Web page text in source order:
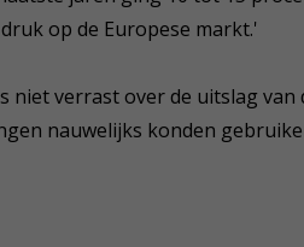
op de Europese markt.'
niet verrast over de uitslag
nauwelijks konden